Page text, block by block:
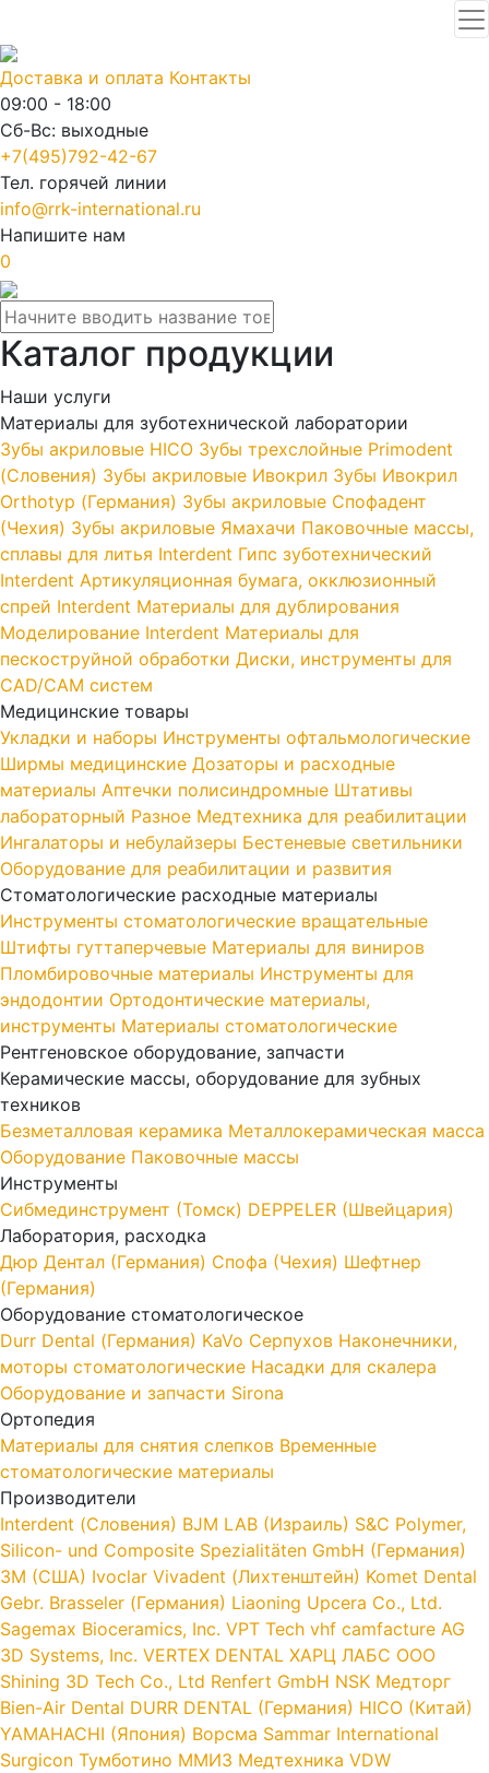
Доставка и оплата Контакты
09:00 - 18:00
Сб-Вс: выходные
+7(495)792-42-67
Тел. горячей линии
info@rrk-international.ru
Напишите нам
0
Каталог продукции
Наши услуги
Материалы для зуботехнической лаборатории
Зубы акриловые HICO Зубы трехслойные Primodent
(Словения) Зубы акриловые Ивокрил Зубы Ивокрил
Orthotyp (Германия) Зубы акриловые Спофадент
(Чехия) Зубы акриловые Ямахачи Паковочные массы,
сплавы для литья Interdent Гипс зуботехнический
Interdent Артикуляционная бумага, окклюзионный
спрей Interdent Материалы для дублирования
Моделирование Interdent Материалы для
пескоструйной обработки Диски, инструменты для
CAD/CAM систем
Медицинские товары
Укладки и наборы Инструменты офтальмологические
Ширмы медицинские Дозаторы и расходные
материалы Аптечки полисиндромные Штативы
лабораторный Разное Медтехника для реабилитации
Ингалаторы и небулайзеры Бестеневые светильники
Оборудование для реабилитации и развития
Стоматологические расходные материалы
Инструменты стоматологические вращательные
Штифты гуттаперчевые Материалы для виниров
Пломбировочные материалы Инструменты для
эндодонтии Ортодонтические материалы,
инструменты Материалы стоматологические
Рентгеновское оборудование, запчасти
Керамические массы, оборудование для зубных
техников
Безметалловая керамика Металлокерамическая масса
Оборудование Паковочные массы
Инструменты
Cибмединструмент (Томск) DEPPELER (Швейцария)
Лаборатория, расходка
Дюр Дентал (Германия) Спофа (Чехия) Шефтнер
(Германия)
Оборудование стоматологическое
Durr Dental (Германия) KaVo Серпухов Наконечники,
моторы стоматологические Насадки для скалера
Оборудование и запчасти Sirona
Ортопедия
Материалы для снятия слепков Временные
стоматологические материалы
Производители
Interdent (Словения) BJM LAB (Израиль) S&C Polymer,
Silicon- und Composite Spezialitäten GmbH (Германия)
3M (США) Ivoclar Vivadent (Лихтенштейн) Komet Dental
Gebr. Brasseler (Германия) Liaoning Upcera Co., Ltd.
Sagemax Bioceramics, Inc. VPT Tech vhf camfacture AG
3D Systems, Inc. VERTEX DENTAL ХАРЦ ЛАБС ООО
Shining 3D Tech Co., Ltd Renfert GmbH NSK Медторг
Bien-Air Dental DURR DENTAL (Германия) HICO (Китай)
YAMAHACHI (Япония) Ворсма Sammar International
Surgicon Тумботино ММИЗ Медтехника VDW